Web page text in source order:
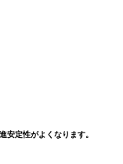
安定性がよくなります。